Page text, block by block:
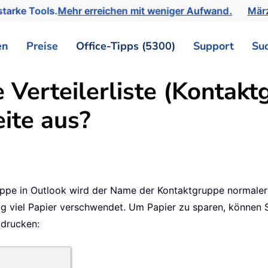
Tools.Mehr erreichen mit weniger Aufwand.
Preise Office-Tipps (5300) Support
Verteilerliste
aus?
in Outlook wird der Name der Kontaktgruppe
viel Papier verschwendet. Um Papier zu sparen,